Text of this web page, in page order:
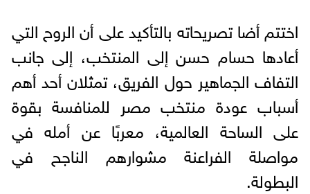
اختتم أضا تصريحاته بالتأكيد على أن الروح التي
أعادها حسام حسن إلى المنتخب، إلى جانب
التفاف الجماهير حول الفريق، تمثلان أحد أهم
أسباب عودة منتخب مصر للمنافسة بقوة
على الساحة العالمية، معربًا عن أمله في
مواصلة الفراعنة مشوارهم الناجح في
البطولة.